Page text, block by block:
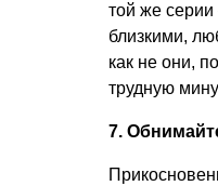
той же
близкими,
как не они,
трудную
7.